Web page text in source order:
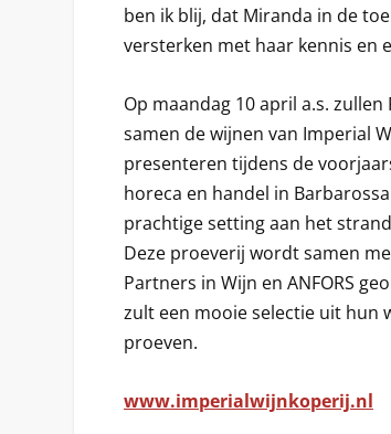
ben ik blij, dat Miranda in de
versterken met haar kennis en
Op maandag 10 april a.s. zullen
samen de wijnen van Imperial
presenteren tijdens de
horeca en handel in
prachtige setting aan het
Deze proeverij wordt samen
Partners in Wijn en ANFORS
zult een mooie selectie uit hun
proeven.
www.imperialwijnkoperij.nl